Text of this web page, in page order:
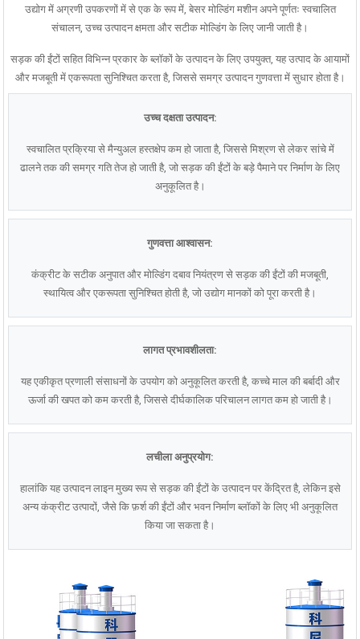
उद्योग में अग्रणी उपकरणों में से एक के रूप में, बेसर मोल्डिंग मशीन अपने पूर्णतः स्वचालित
संचालन, उच्च उत्पादन क्षमता और सटीक मोल्डिंग के लिए जानी जाती है।
सड़क की ईंटों सहित विभिन्न प्रकार के ब्लॉकों के उत्पादन के लिए उपयुक्त, यह उत्पाद के आयामों
और मजबूती में एकरूपता सुनिश्चित करता है, जिससे समग्र उत्पादन गुणवत्ता में सुधार होता है।
उच्च दक्षता उत्पादन:
स्वचालित प्रक्रिया से मैन्युअल हस्तक्षेप कम हो जाता है, जिससे मिश्रण से लेकर सांचे में
ढालने तक की समग्र गति तेज हो जाती है, जो सड़क की ईंटों के बड़े पैमाने पर निर्माण के लिए
अनुकूलित है।
गुणवत्ता आश्वासन:
कंक्रीट के सटीक अनुपात और मोल्डिंग दबाव नियंत्रण से सड़क की ईंटों की मजबूती,
स्थायित्व और एकरूपता सुनिश्चित होती है, जो उद्योग मानकों को पूरा करती है।
लागत प्रभावशीलता:
यह एकीकृत प्रणाली संसाधनों के उपयोग को अनुकूलित करती है, कच्चे माल की बर्बादी और
ऊर्जा की खपत को कम करती है, जिससे दीर्घकालिक परिचालन लागत कम हो जाती है।
लचीला अनुप्रयोग:
हालांकि यह उत्पादन लाइन मुख्य रूप से सड़क की ईंटों के उत्पादन पर केंद्रित है, लेकिन इसे
अन्य कंक्रीट उत्पादों, जैसे कि फ़र्श की ईंटों और भवन निर्माण ब्लॉकों के लिए भी अनुकूलित
किया जा सकता है।